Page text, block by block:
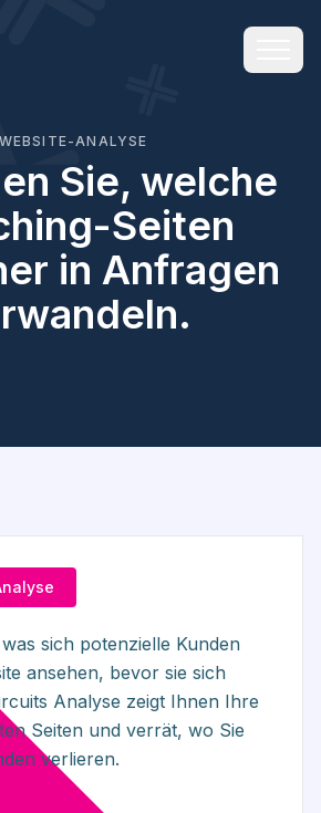
WEBSITE-ANALYSE
Sie, welche
Seiten
in Anfragen
sich potenzielle Kunden
ansehen, bevor sie sich
Analyse zeigt Ihnen Ihre
Seiten und verrät, wo Sie
verlieren.